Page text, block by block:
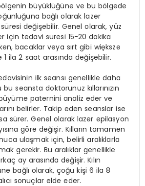
büyüklüğüne ve bu bölgede
bağlı olarak lazer
değişebilir. Genel olarak, yüz
için tedavi süresi 15-20 dakika
bacaklar veya sırt gibi większe
ila 2 saat arasında değişebilir.
ilk seansı genellikle daha
seansta doktorunuz kıllarınızın
paternini analiz eder ve
belirler. Takip eden seanslar ise
sürer. Genel olarak lazer epilasyon
göre değişir. Kılların tamamen
ulaşmak için, belirli aralıklarla
gerekir. Bu aralıklar genellikle
ay arasında değişir. Kılın
bağlı olarak, çoğu kişi 6 ila 8
sonuçlar elde eder.